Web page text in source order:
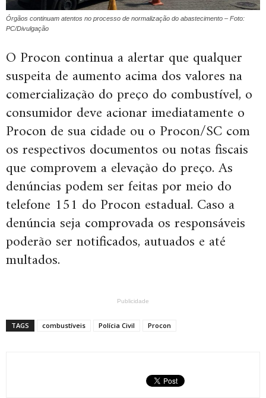
Órgãos continuam atentos no processo de normalização do abastecimento – Foto:
PC/Divulgação
O Procon continua a alertar que qualquer
suspeita de aumento acima dos valores na
comercialização do preço do combustível, o
consumidor deve acionar imediatamente o
Procon de sua cidade ou o Procon/SC com
os respectivos documentos ou notas fiscais
que comprovem a elevação do preço. As
denúncias podem ser feitas por meio do
telefone 151 do Procon estadual. Caso a
denúncia seja comprovada os responsáveis
poderão ser notificados, autuados e até
multados.
Publicidade
TAGS combustíveis Polícia Civil Procon